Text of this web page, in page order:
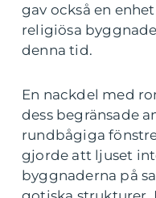
gav också en
religiösa
denna tid.
En nackdel med
dess begränsade
rundbågiga
gjorde att ljuset
byggnaderna på